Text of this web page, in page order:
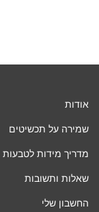
אודות
שמירה על תכשיטים
מדריך מידות לטבעות
שאלות ותשובות
החשבון שלי